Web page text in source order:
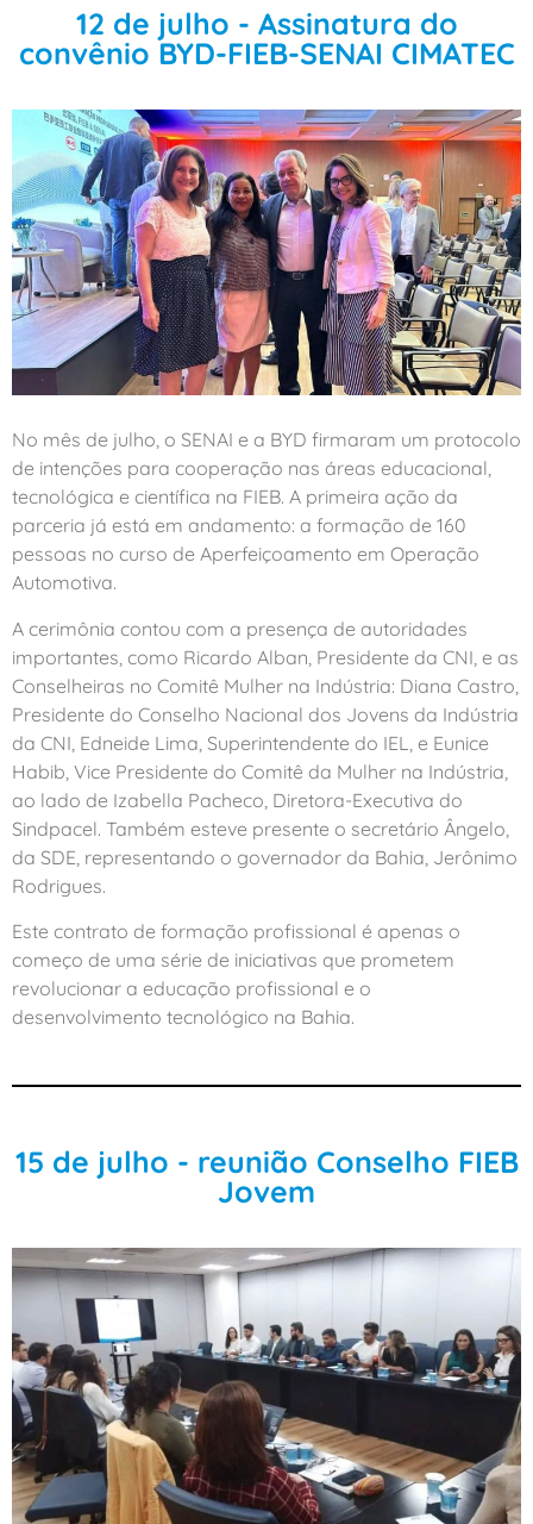
12 de julho - Assinatura do
convênio BYD-FIEB-SENAI CIMATEC
No mês de julho, o SENAI e a BYD firmaram um protocolo
de intenções para cooperação nas áreas educacional,
tecnológica e científica na FIEB. A primeira ação da
parceria já está em andamento: a formação de 160
pessoas no curso de Aperfeiçoamento em Operação
Automotiva.
A cerimônia contou com a presença de autoridades
importantes, como Ricardo Alban, Presidente da CNI, e as
Conselheiras no Comitê Mulher na Indústria: Diana Castro,
Presidente do Conselho Nacional dos Jovens da Indústria
da CNI, Edneide Lima, Superintendente do IEL, e Eunice
Habib, Vice Presidente do Comitê da Mulher na Indústria,
ao lado de Izabella Pacheco, Diretora-Executiva do
Sindpacel. Também esteve presente o secretário Ângelo,
da SDE, representando o governador da Bahia, Jerônimo
Rodrigues.
Este contrato de formação profissional é apenas o
começo de uma série de iniciativas que prometem
revolucionar a educação profissional e o
desenvolvimento tecnológico na Bahia.
15 de julho - reunião Conselho FIEB
Jovem